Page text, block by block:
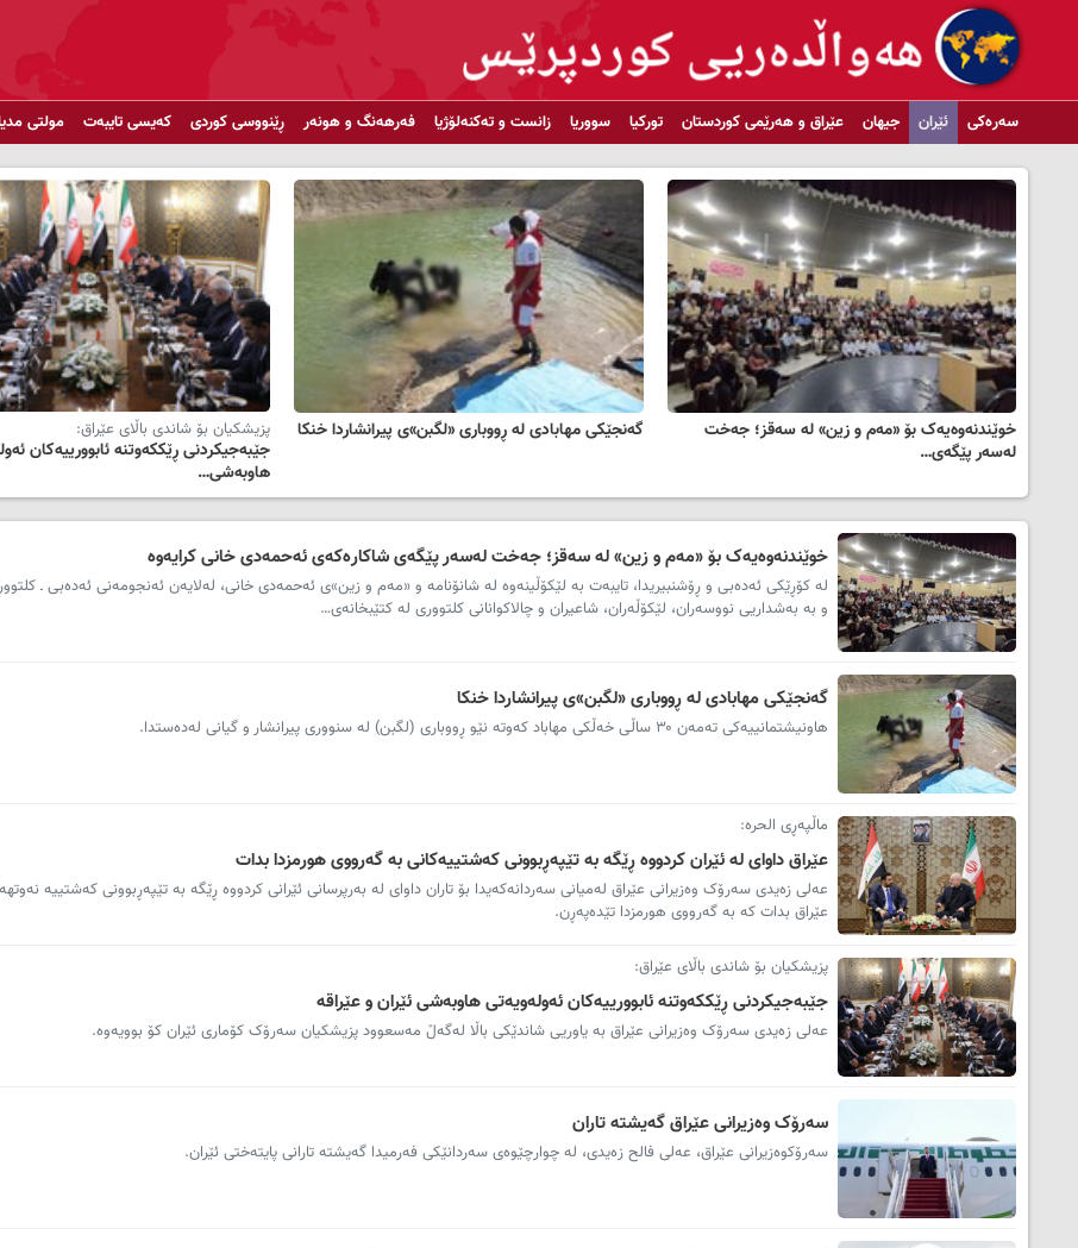
سەرەکی ئێران جیهان عێراق و هەرێمی کوردستان تورکیا سووریا زانست و تەکنەلۆژیا فەرهەنگ و هونەر ڕێنووسی کوردی کەیسی تایبەت مولتی
خوێندنەوەیەک بۆ «مەم و زین» لە سەقز؛ جەخت
لەسەر پێگەی…
گەنجێکی مهابادی لە ڕووباری «لگبن»ی پیرانشاردا خنکا پزیشکیان بۆ شاندی باڵای عێراق:
جێبەجیکردنی ڕێککەوتنە ئابوورییەکان
هاوبەشی…
خوێندنەوەیەک بۆ «مەم و زین» لە سەقز؛ جەخت لەسەر پێگەی شاکارەکەی ئەحمەدی خانی کرایەوە
لە کۆڕێکی ئه‌دەبی و ڕۆشنبیریدا، تایبەت بە لێکۆڵینەوە لە شانۆنامە و «مەم و زین»ی ئەحمەدی خانی، لەلایەن ئەنجومەنی ئەدەبی ـ
و بە بەشداریی نووسەران، لێکۆڵەران، شاعیران و چالاکوانانی کلتووری لە کتێبخانەی…
گەنجێکی مهابادی لە ڕووباری «لگبن»ی پیرانشاردا خنکا
هاونیشتمانییەکی تەمەن ۳۰ ساڵی خەڵکی مهاباد کەوتە نێو ڕووباری (لگبن) لە سنووری پیرانشار و گیانی لەدەستدا.
ماڵپه‌ڕی الحره‌:
عێراق داوای لە ئێران کردووه‌ ڕێگه‌ به‌ تێپەڕبوونی که‌شتییه‌کانی بە گەرووی هورمزدا بدات
عه‌لی زه‌یدی سه‌رۆک وه‌زیرانی عێراق له‌میانی سه‌ردانه‌که‌یدا بۆ تاران داوای لە بەرپرسانی ئێرانی کردووە ڕێگه‌ به‌ تێپەڕبوونی که‌شتییه‌
عێراق بدات که‌ بە گەرووی هورمزدا تێده‌په‌ڕن.
پزیشکیان بۆ شاندی باڵای عێراق:
جێبەجیکردنی ڕێککەوتنە ئابوورییەکان ئەولەویەتی هاوبەشی ئێران و عێراقە
عەلی زەیدی سەرۆک وەزیرانی عێراق بە یاوریی شاندێکی باڵا لەگەڵ مەسعوود پزیشکیان سەرۆک کۆماری ئێران کۆ بوویەوە.
سەرۆک وەزیرانی عێراق گەیشتە تاران
سەرۆکوەزیرانی عێراق، عەلی فالح زەیدی، لە چوارچێوەی سەردانێکی فەرمیدا گەیشتە تارانی پایتەختی ئێران.